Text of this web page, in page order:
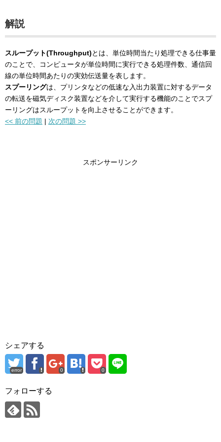
解説
スループット(Throughput)とは、単位時間当たり処理できる仕事量
のことで、コンピュータが単位時間に実行できる処理件数、通信回
線の単位時間あたりの実効伝送量を表します。
スプーリングは、プリンタなどの低速な入出力装置に対するデータ
の転送を磁気ディスク装置などを介して実行する機能のことでスプ
ーリングはスループットを向上させることができます。
<< 前の問題 | 次の問題 >>
スポンサーリンク
シェアする
error 0 0
フォローする